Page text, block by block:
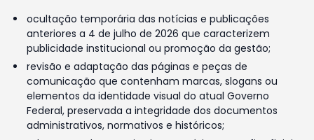
ocultação temporária das notícias e publicações
anteriores a 4 de julho de 2026 que caracterizem
publicidade institucional ou promoção da gestão;
revisão e adaptação das páginas e peças de
comunicação que contenham marcas, slogans ou
elementos da identidade visual do atual Governo
Federal, preservada a integridade dos documentos
administrativos, normativos e históricos;